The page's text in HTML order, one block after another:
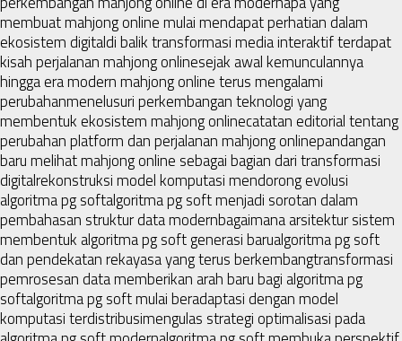
membuat mahjong online mulai mendapat perhatian dalam
ekosistem digitaldi balik transformasi media interaktif terdapat
kisah perjalanan mahjong onlinesejak awal kemunculannya
hingga era modern mahjong online terus mengalami
perubahanmenelusuri perkembangan teknologi yang
membentuk ekosistem mahjong onlinecatatan editorial tentang
perubahan platform dan perjalanan mahjong onlinepandangan
baru melihat mahjong online sebagai bagian dari transformasi
digitalrekonstruksi model komputasi mendorong evolusi
algoritma pg softalgoritma pg soft menjadi sorotan dalam
pembahasan struktur data modernbagaimana arsitektur sistem
membentuk algoritma pg soft generasi barualgoritma pg soft
dan pendekatan rekayasa yang terus berkembangtransformasi
pemrosesan data memberikan arah baru bagi algoritma pg
softalgoritma pg soft mulai beradaptasi dengan model
komputasi terdistribusimengulas strategi optimalisasi pada